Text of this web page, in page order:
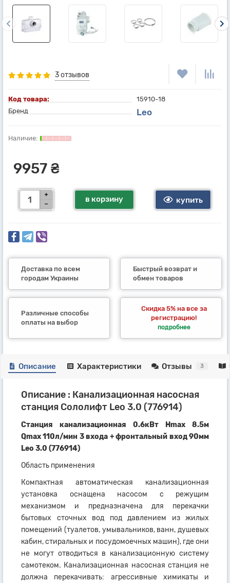
3 отзывов
Код товара:
15910-18
Бренд
Leo
9957 ₴
в корзину купить
Доставка по всем
городам Украины
Быстрый возврат и
обмен товаров
Различные способы
оплаты на выбор
Скидка 5% на все за
регистрацию!
подробнее
Описание Характеристики Отзывы 3
Описание : Канализационная насосная
станция Сололифт Leo 3.0 (776914)
Станция канализационная 0.6кВт Hmax 8.5м
Qmax 110л/мин 3 входа + фронтальный вход 90мм
Leo 3.0 (776914)
Область применения
Компактная автоматическая канализационная
установка оснащена насосом с режущим
механизмом и предназначена для перекачки
бытовых сточных вод под давлением из жилых
помещений (туалетов, умывальников, ванн, душевых
кабин, стиральных и посудомоечных машин), где они
не могут отводиться в канализационную систему
самотеком. Канализационная насосная станция не
должна перекачивать: агрессивные химикаты и